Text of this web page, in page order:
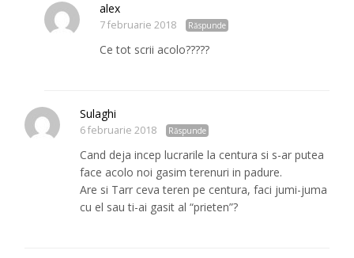
alex
7 februarie 2018 Răspunde
Ce tot scrii acolo?????
Sulaghi
6 februarie 2018 Răspunde
Cand deja incep lucrarile la centura si s-ar putea
face acolo noi gasim terenuri in padure.
Are si Tarr ceva teren pe centura, faci jumi-juma
cu el sau ti-ai gasit al “prieten”?